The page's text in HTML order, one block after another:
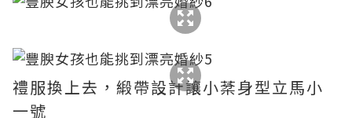
禮服換上去，緞帶設計讓小棻身型立馬小
一號